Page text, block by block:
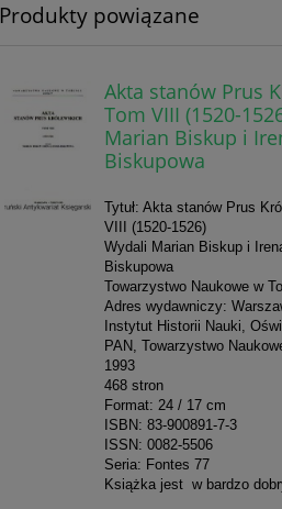
Produkty powiązane
Akta stanów Prus
Tom VIII (1520-
Marian Biskup i
Biskupowa
Tytuł: Akta stanów Prus
VIII (1520-1526)
Wydali Marian Biskup i
Biskupowa
Towarzystwo Naukowe w
Adres wydawniczy:
Instytut Historii Nauki,
PAN, Towarzystwo
1993
468 stron
Format: 24 / 17 cm
ISBN: 83-900891-7-3
ISSN: 0082-5506
Seria: Fontes 77
Książka jest w bardzo